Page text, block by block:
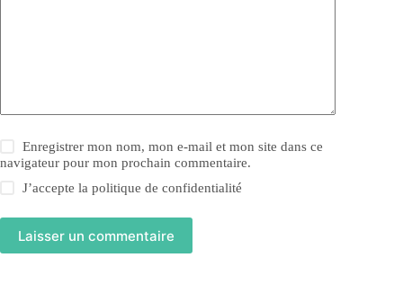
Enregistrer mon nom, mon e-mail et mon site dans ce
navigateur pour mon prochain commentaire.
J’accepte lapolitique de confidentialité
Laisser un commentaire